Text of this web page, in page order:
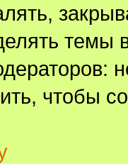
темы
чтобы